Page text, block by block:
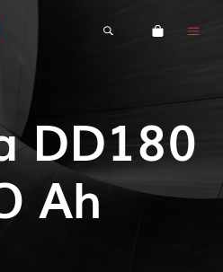
DD180
Ah